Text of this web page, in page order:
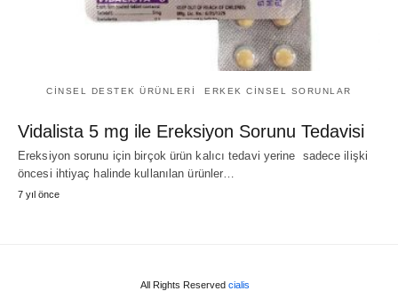
CINSEL DESTEK ÜRÜNLERI ERKEK CINSEL SORUNLAR
Vidalista 5 mg ile Ereksiyon Sorunu Tedavisi
Ereksiyon sorunu için birçok ürün kalıcı tedavi yerine sadece ilişki
öncesi ihtiyaç halinde kullanılan ürünler…
7 yıl önce
All Rights Reserved cialis